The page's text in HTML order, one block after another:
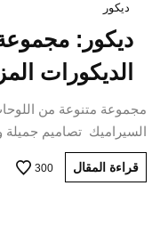
ديكور
ديكور:
الديكورات
مجموعة متنوعة من
السيراميك تصاميم
قراءة المقال 300